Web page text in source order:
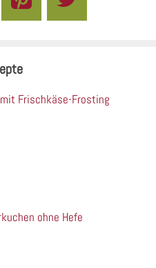
Frischkäse-Frosting
ohne Hefe